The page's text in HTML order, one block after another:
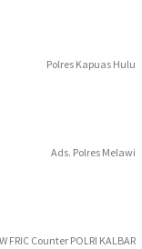
Polres Kapuas Hulu
Ads. Polres Melawi
FRIC Counter POLRI KALBAR